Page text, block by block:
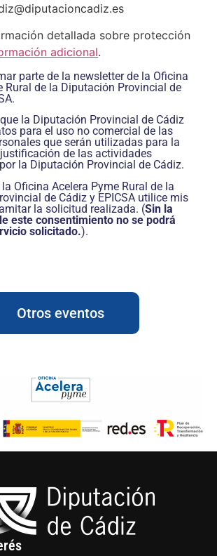
detallada sobre protección
adicional.
parte de la newsletter de la Oficina
Rural de la Diputación Provincial de
la Diputación Provincial de Cádiz
para el uso no comercial de las
que serán utilizadas para la
de las actividades
la Diputación Provincial de Cádiz.
la Oficina Acelera Pyme Rural de la
de Cádiz y EPICSA utilice mis
la solicitud realizada. (Sin la
este consentimiento no se podrá
solicitado.).
Otros eventos